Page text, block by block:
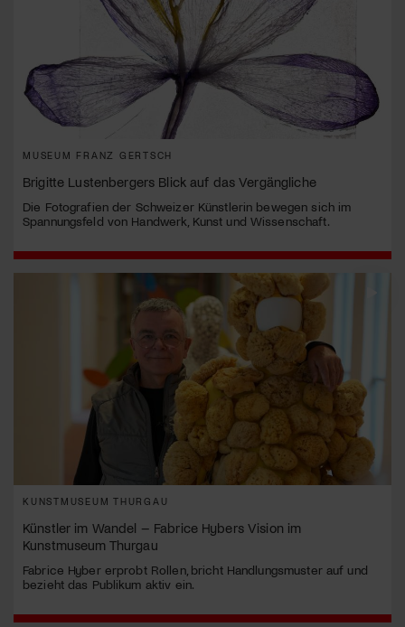
MUSEUM FRANZ GERTSCH
Brigitte Lustenbergers Blick auf das Vergängliche
Die Fotografien der Schweizer Künstlerin bewegen sich im
Spannungsfeld von Handwerk, Kunst und Wissenschaft.
KUNSTMUSEUM THURGAU
Künstler im Wandel – Fabrice Hybers Vision im
Kunstmuseum Thurgau
Fabrice Hyber erprobt Rollen, bricht Handlungsmuster auf und
bezieht das Publikum aktiv ein.